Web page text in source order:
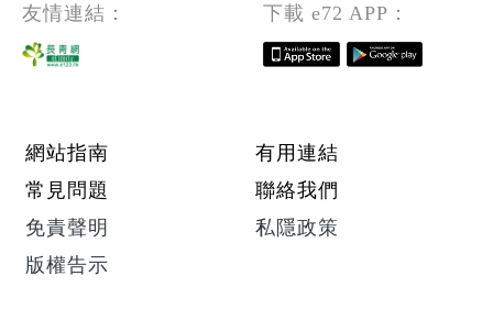
友情連結： 下載 e72 APP：
Footer menu
網站指南
有用連結
常見問題
聯絡我們
免責聲明
私隱政策
版權告示